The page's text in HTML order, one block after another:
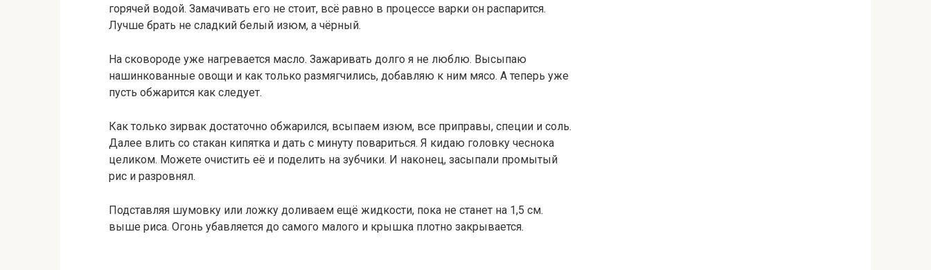
горячей водой. Замачивать его не стоит, всё равно в процессе варки он распарится.
Лучше брать не сладкий белый изюм, а чёрный.
На сковороде уже нагревается масло. Зажаривать долго я не люблю. Высыпаю
нашинкованные овощи и как только размягчились, добавляю к ним мясо. А теперь уже
пусть обжарится как следует.
Как только зирвак достаточно обжарился, всыпаем изюм, все приправы, специи и соль.
Далее влить со стакан кипятка и дать с минуту повариться. Я кидаю головку чеснока
целиком. Можете очистить её и поделить на зубчики. И наконец, засыпали промытый
рис и разровнял.
Подставляя шумовку или ложку доливаем ещё жидкости, пока не станет на 1,5 см.
выше риса. Огонь убавляется до самого малого и крышка плотно закрывается.